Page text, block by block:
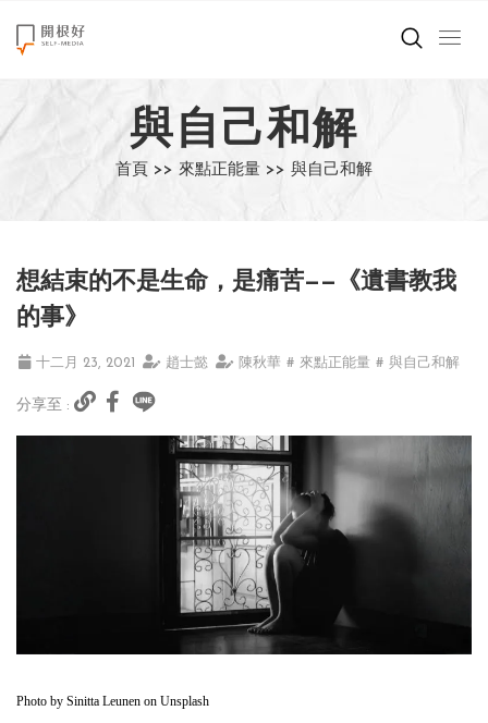
來點正能量
世界在想什麼
創造美好生活
職場商業經濟
影片專區
關於我們
與自己和解
首頁 >> 來點正能量 >> 與自己和解
想結束的不是生命，是痛苦——《遺書教我
的事》
十二月 23, 2021 趙士懿 陳秋華 # 來點正能量 # 與自己和解
分享至 :
Photo by Sinitta Leunen on Unsplash